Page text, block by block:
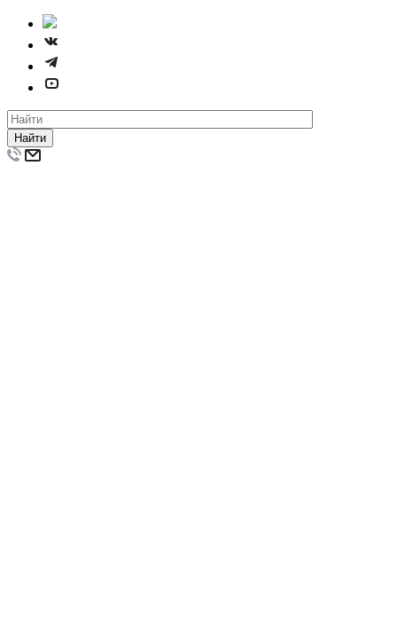
Найти